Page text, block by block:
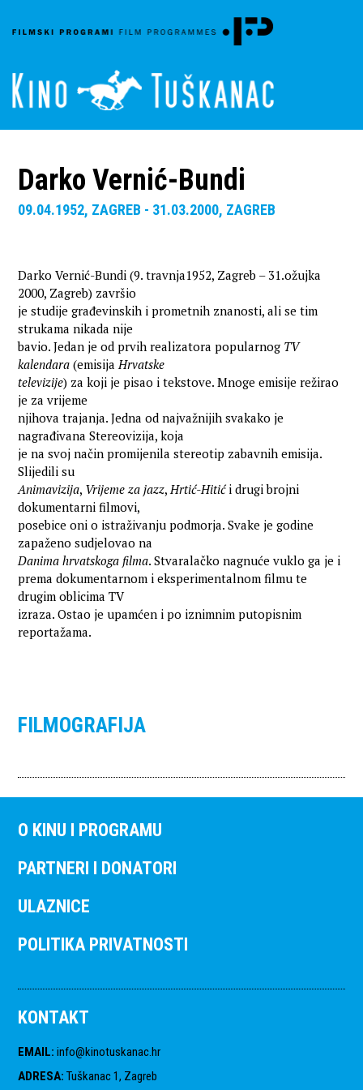
Darko Vernić-Bundi
09.04.1952, ZAGREB - 31.03.2000, ZAGREB
Darko Vernić-Bundi (9. travnja1952, Zagreb – 31.ožujka
2000, Zagreb) završio
je studije građevinskih i prometnih znanosti, ali se tim
strukama nikada nije
bavio. Jedan je od prvih realizatora popularnog TV
kalendara (emisijaHrvatske
televizije) za koji je pisao i tekstove. Mnoge emisije režirao
je za vrijeme
njihova trajanja. Jedna od najvažnijih svakako je
nagrađivana Stereovizija, koja
je na svoj način promijenila stereotip zabavnih emisija.
Slijedili su
Animavizija, Vrijeme za jazz,Hrtić-Hitići drugi brojni
dokumentarni filmovi,
posebice oni o istraživanju podmorja. Svake je godine
zapaženo sudjelovao na
Danima hrvatskoga filma. Stvaralačko nagnuće vuklo ga je i
prema dokumentarnom i eksperimentalnom filmu te
drugim oblicima TV
izraza. Ostao je upamćen i po iznimnim putopisnim
reportažama.
FILMOGRAFIJA
O KINU I PROGRAMU
PARTNERI I DONATORI
ULAZNICE
POLITIKA PRIVATNOSTI
KONTAKT
EMAIL: info@kinotuskanac.hr
ADRESA: Tuškanac 1, Zagreb